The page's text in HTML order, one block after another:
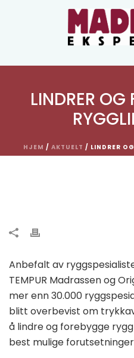
LINDRER OG
HJEM / AKTUELT / LINDRER
Anbefalt av
TEMPUR Madrassen og
mer enn 30.000
blitt overbevist om
å lindre og forebygge
best mulige